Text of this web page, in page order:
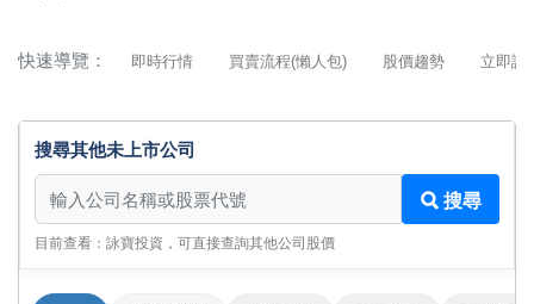
快速導覽： 即時行情 買賣流程(懶人包) 股價趨勢 立即詢
搜尋其他未上市公司
搜尋其他未上市公司
搜尋
目前查看：詠寶投資，可直接查詢其他公司股價